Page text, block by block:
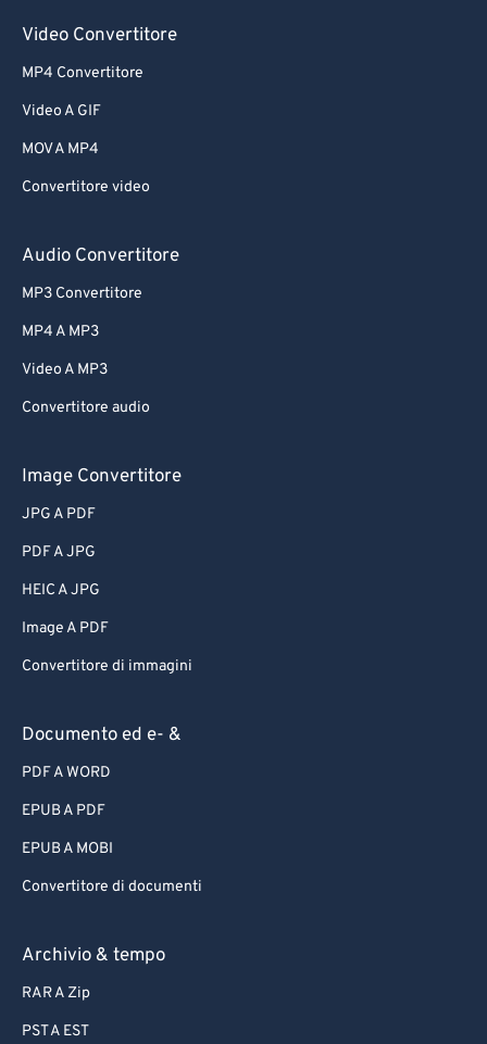
Video Convertitore
MP4 Convertitore
Video A GIF
MOV A MP4
Convertitore video
Audio Convertitore
MP3 Convertitore
MP4 A MP3
Video A MP3
Convertitore audio
Image Convertitore
JPG A PDF
PDF A JPG
HEIC A JPG
Image A PDF
Convertitore di immagini
Documento ed e- &
PDF A WORD
EPUB A PDF
EPUB A MOBI
Convertitore di documenti
Archivio & tempo
RAR A Zip
PST A EST